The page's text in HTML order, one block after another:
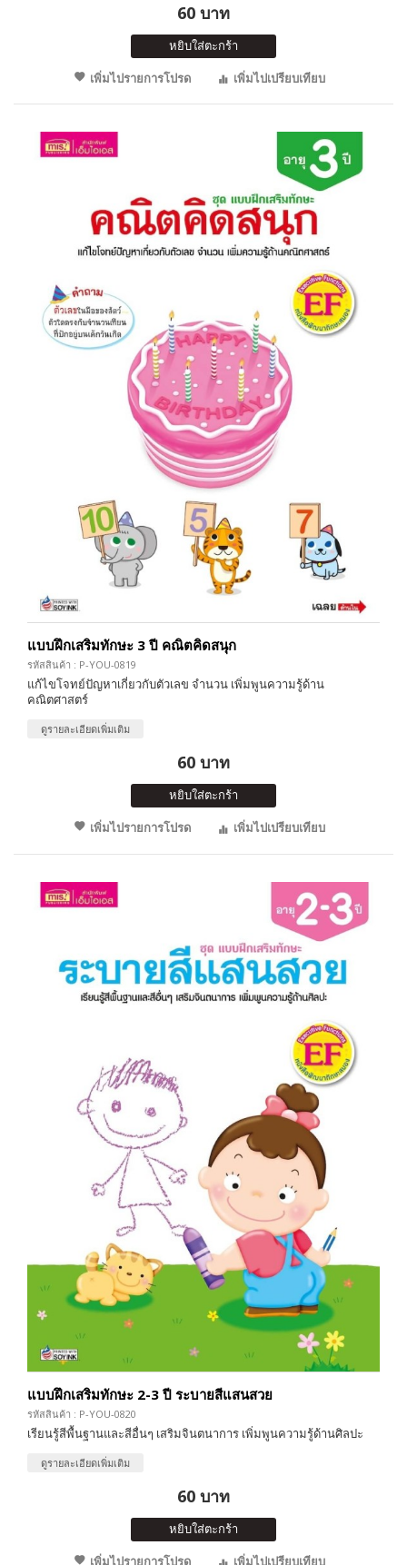
60 บาท
หยิบใส่ตะกร้า
เพิ่มไปรายการโปรด
เพิ่มไปเปรียบเทียบ
แบบฝึกเสริมทักษะ 3 ปี คณิตคิดสนุก
รหัสสินค้า : P-YOU-0819
แก้ไขโจทย์ปัญหาเกี่ยวกับตัวเลข จำนวน เพิ่มพูนความรู้ด้าน
คณิตศาสตร์
ดูรายละเอียดเพิ่มเติม
60 บาท
หยิบใส่ตะกร้า
เพิ่มไปรายการโปรด
เพิ่มไปเปรียบเทียบ
แบบฝึกเสริมทักษะ 2-3 ปี ระบายสีแสนสวย
รหัสสินค้า : P-YOU-0820
เรียนรู้สีพื้นฐานและสีอื่นๆ เสริมจินตนาการ เพิ่มพูนความรู้ด้านศิลปะ
ดูรายละเอียดเพิ่มเติม
60 บาท
หยิบใส่ตะกร้า
เพิ่มไปรายการโปรด
เพิ่มไปเปรียบเทียบ